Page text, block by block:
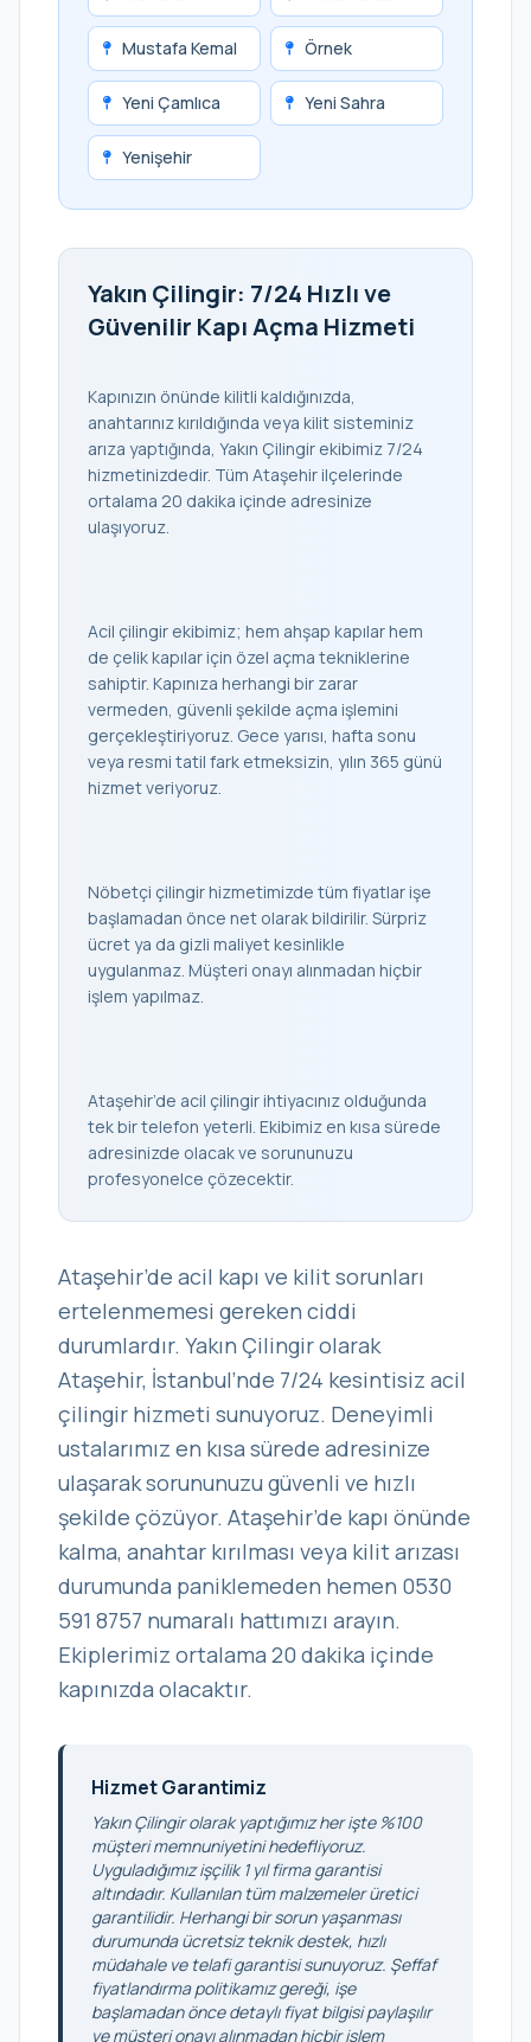
Mustafa Kemal Örnek
Yeni Çamlıca Yeni Sahra
Yenişehir
Yakın Çilingir: 7/24 Hızlı ve
Güvenilir Kapı Açma Hizmeti
Kapınızın önünde kilitli kaldığınızda,
anahtarınız kırıldığında veya kilit sisteminiz
arıza yaptığında, Yakın Çilingir ekibimiz 7/24
hizmetinizdedir. Tüm Ataşehir ilçelerinde
ortalama 20 dakika içinde adresinize
ulaşıyoruz.
Acil çilingir ekibimiz; hem ahşap kapılar hem
de çelik kapılar için özel açma tekniklerine
sahiptir. Kapınıza herhangi bir zarar
vermeden, güvenli şekilde açma işlemini
gerçekleştiriyoruz. Gece yarısı, hafta sonu
veya resmi tatil fark etmeksizin, yılın 365 günü
hizmet veriyoruz.
Nöbetçi çilingir hizmetimizde tüm fiyatlar işe
başlamadan önce net olarak bildirilir. Sürpriz
ücret ya da gizli maliyet kesinlikle
uygulanmaz. Müşteri onayı alınmadan hiçbir
işlem yapılmaz.
Ataşehir’de acil çilingir ihtiyacınız olduğunda
tek bir telefon yeterli. Ekibimiz en kısa sürede
adresinizde olacak ve sorununuzu
profesyonelce çözecektir.
Ataşehir’de acil kapı ve kilit sorunları
ertelenmemesi gereken ciddi
durumlardır. Yakın Çilingir olarak
Ataşehir, İstanbul’nde 7/24 kesintisiz acil
çilingir hizmeti sunuyoruz. Deneyimli
ustalarımız en kısa sürede adresinize
ulaşarak sorununuzu güvenli ve hızlı
şekilde çözüyor. Ataşehir’de kapı önünde
kalma, anahtar kırılması veya kilit arızası
durumunda paniklemeden hemen 0530
591 8757 numaralı hattımızı arayın.
Ekiplerimiz ortalama 20 dakika içinde
kapınızda olacaktır.
Hizmet Garantimiz
Yakın Çilingir olarak yaptığımız her işte %100
müşteri memnuniyetini hedefliyoruz.
Uyguladığımız işçilik 1 yıl firma garantisi
altındadır. Kullanılan tüm malzemeler üretici
garantilidir. Herhangi bir sorun yaşanması
durumunda ücretsiz teknik destek, hızlı
müdahale ve telafi garantisi sunuyoruz. Şeffaf
fiyatlandırma politikamız gereği, işe
başlamadan önce detaylı fiyat bilgisi paylaşılır
ve müşteri onayı alınmadan hiçbir işlem